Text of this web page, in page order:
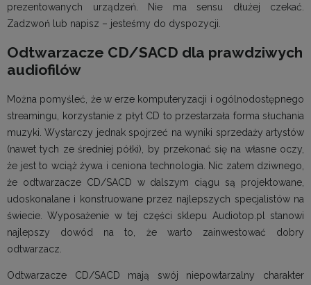
prezentowanych urządzeń. Nie ma sensu dłużej czekać.
Zadzwoń lub napisz – jesteśmy do dyspozycji.
Odtwarzacze CD/SACD dla prawdziwych
audiofilów
Można pomyśleć, że w erze komputeryzacji i ogólnodostępnego
streamingu, korzystanie z płyt CD to przestarzała forma słuchania
muzyki. Wystarczy jednak spojrzeć na wyniki sprzedaży artystów
(nawet tych ze średniej półki), by przekonać się na własne oczy,
że jest to wciąż żywa i ceniona technologia. Nic zatem dziwnego,
że odtwarzacze CD/SACD w dalszym ciągu są projektowane,
udoskonalane i konstruowane przez najlepszych specjalistów na
świecie. Wyposażenie w tej części sklepu Audiotop.pl stanowi
najlepszy dowód na to, że warto zainwestować dobry
odtwarzacz.
Odtwarzacze CD/SACD mają swój niepowtarzalny charakter